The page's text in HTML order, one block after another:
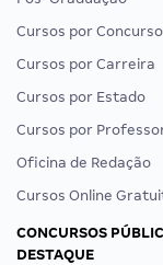
Cursos por Concurso
Cursos por Carreira
Cursos por Estado
Cursos por
Oficina de Redação
Cursos Online
CONCURSOS
DESTAQUE